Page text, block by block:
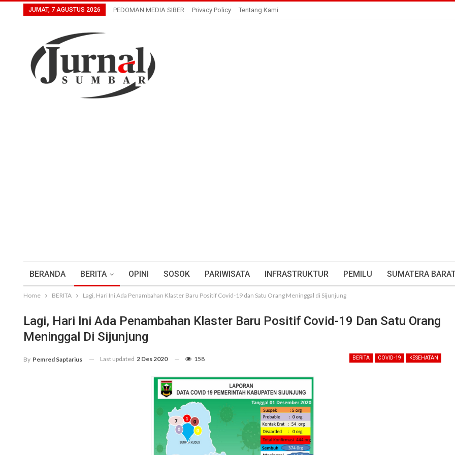
JUMAT, 7 AGUSTUS 2026 PEDOMAN MEDIA SIBER Privacy Policy Tentang Kami
BERANDA BERITA OPINI SOSOK PARIWISATA INFRASTRUKTUR PEMILU SUMATERA
Home BERITA Lagi, Hari Ini Ada Penambahan Klaster Baru Positif Covid-19 dan Satu Orang Meninggal di Sijunjung
Lagi, Hari Ini Ada Penambahan Klaster Baru Positif Covid-19 Dan Satu Orang
Meninggal Di Sijunjung
BERITA COVID-19 KESEHATAN
By Pemred Saptarius Last updated 2 Des 2020 158